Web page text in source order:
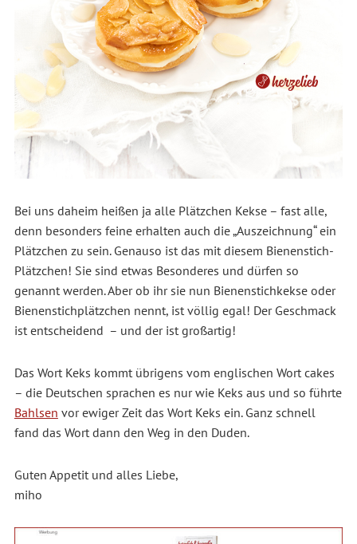
Bei uns daheim heißen ja alle Plätzchen Kekse – fast alle,
denn besonders feine erhalten auch die „Auszeichnung“ ein
Plätzchen zu sein. Genauso ist das mit diesem Bienenstich-
Plätzchen! Sie sind etwas Besonderes und dürfen so
genannt werden. Aber ob ihr sie nun Bienenstichkekse oder
Bienenstichplätzchen nennt, ist völlig egal! Der Geschmack
ist entscheidend – und der ist großartig!
Das Wort Keks kommt übrigens vom englischen Wort cakes
– die Deutschen sprachen es nur wie Keks aus und so führte
Bahlsen vor ewiger Zeit das Wort Keks ein. Ganz schnell
fand das Wort dann den Weg in den Duden.
Guten Appetit und alles Liebe,
miho